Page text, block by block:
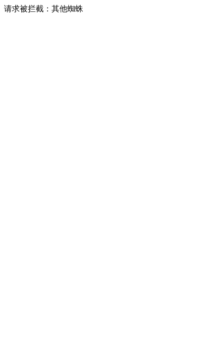
请求被拦截：其他蜘蛛